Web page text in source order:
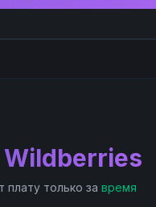
Wildberries
плату только за время